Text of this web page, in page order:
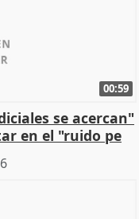
00:59
se acercan"
en el "ruido pe